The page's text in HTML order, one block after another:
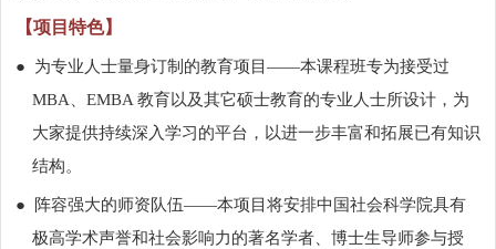
【项目特色】
●
为专业人士量身订制的教育项目——本课程班专为接受过
MBA
EMBA 教育以及其它硕士教育的专业人士所设计，为
大家提供持续深入学习的平台，以进一步丰富和拓展已有知识
结构。
●
阵容强大的师资队伍——本项目将安排中国社会科学院具有
极高学术声誉和社会影响力的著名学者、博士生导师参与授